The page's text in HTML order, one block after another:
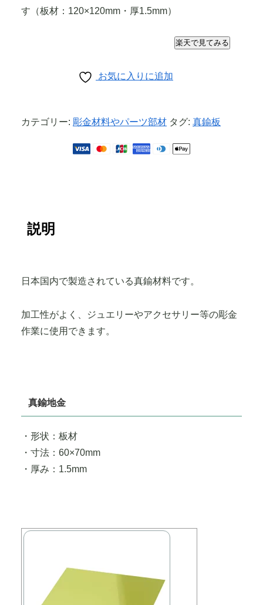
す（板材：120×120mm・厚1.5mm）
楽天で見てみる
お気に入りに追加
カテゴリー: 彫金材料やパーツ部材 タグ: 真鍮板
説明
日本国内で製造されている真鍮材料です。
加工性がよく、ジュエリーやアクセサリー等の彫金
作業に使用できます。
真鍮地金
・形状：板材
・寸法：60×70mm
・厚み：1.5mm